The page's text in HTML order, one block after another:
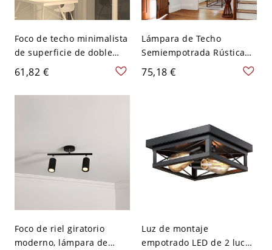
Foco de techo minimalista
de superficie de doble
cabezal, luminaria LED
direccional ajustable -
Negro Blanco 110 A 120 V
61,82 €
Lámpara de Techo
Semiempotrada Rústica
Industrial, Tambor de
Madera Falsa para Cocina
75,18 €
Foco de riel giratorio
moderno, lámpara de
Luz de montaje
empotrado LED de 2 luces